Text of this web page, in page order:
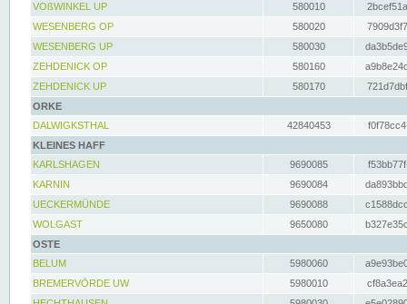
VOßWINKEL UP
580010
WESENBERG OP
580020
WESENBERG UP
580030
ZEHDENICK OP
580160
ZEHDENICK UP
580170
ORKE
DALWIGKSTHAL
42840453
KLEINES HAFF
KARLSHAGEN
9690085
KARNIN
9690084
UECKERMÜNDE
9690088
WOLGAST
9650080
OSTE
BELUM
5980060
BREMERVÖRDE UW
5980010